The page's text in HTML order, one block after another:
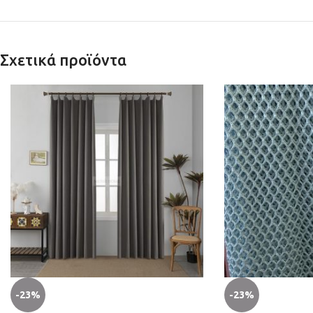
Σχετικά προϊόντα
-23% -23%